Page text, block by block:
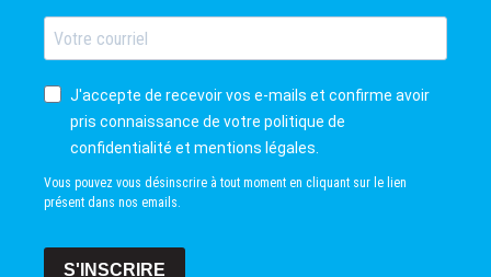
J'accepte de recevoir vos e-mails et confirme avoir
pris connaissance de votre politique de
confidentialité et mentions légales.
Vous pouvez vous désinscrire à tout moment en cliquant sur le lien
présent dans nos emails.
S'INSCRIRE